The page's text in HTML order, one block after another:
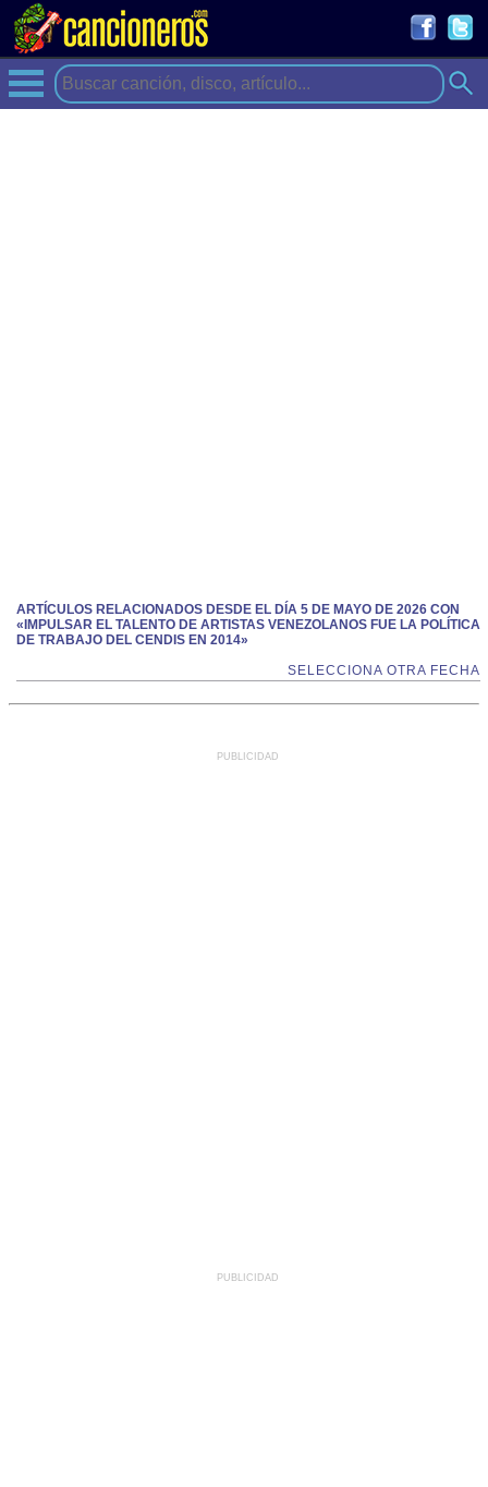
ARTÍCULOS RELACIONADOS DESDE EL DÍA 5 DE MAYO DE 2026 CON
«IMPULSAR EL TALENTO DE ARTISTAS VENEZOLANOS FUE LA POLÍTICA
DE TRABAJO DEL CENDIS EN 2014»
SELECCIONA OTRA FECHA
PUBLICIDAD
PUBLICIDAD